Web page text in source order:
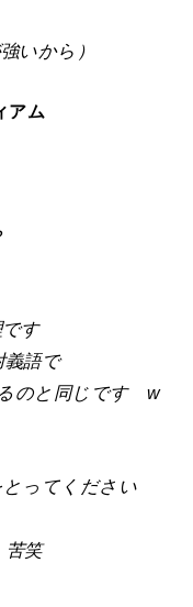
いから）
アム
す
義語で
るのと同じです w
ってください
笑